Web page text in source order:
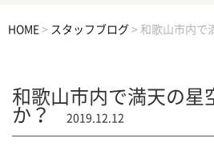
HOME > スタッフブログ > 和歌山市内で
和歌山市内で満天の星
か？
2019.12.12